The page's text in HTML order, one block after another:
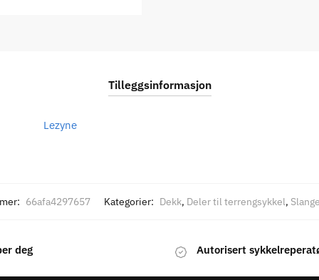
Tilleggsinformasjon
Lezyne
66afa4297657 Kategorier: Dekk, Deler til terrengsykkel,
deg Autorisert